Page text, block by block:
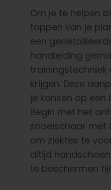
Om je te helpen
toppen van je
een
handleiding
trainingstechniek
krijgen. Deze
je kansen op een
Begin met het
snoeischaar met
om ziektes te
altijd
te beschermen